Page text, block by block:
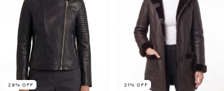
29% OFF 21% OFF